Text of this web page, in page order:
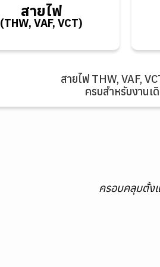
สายไฟ
(THW, VAF, VCT)
VCT)
สายไฟ THW, VAF,
ครบสำหรับงานเ
ครอบคลุมตั้ง